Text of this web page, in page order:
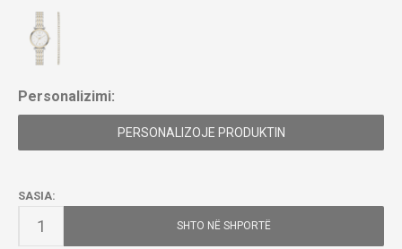
Personalizimi:
PERSONALIZOJE PRODUKTIN
SASIA:
SHTO NË SHPORTË